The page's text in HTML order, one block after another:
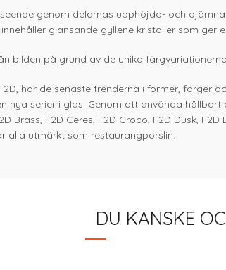
genom delarnas upphöjda- och
glänsande gyllene kristaller som ger
bilden på grund av de unika
har de senaste trenderna i former,
nya serier i glas. Genom att använda
Brass, F2D Ceres, F2D Croco, F2D Dusk,
alla utmärkt som restaurangporslin.
DU KANSKE